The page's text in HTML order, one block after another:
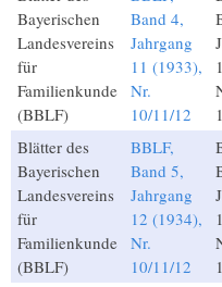
Bayerischen
Landesvereins
für
Familienkunde
(BBLF)
Band 4,
Jahrgang
11 (1933),
Nr.
10/11/12
Blätter des
Bayerischen
Landesvereins
für
Familienkunde
(BBLF)
BBLF,
Band 5,
Jahrgang
12 (1934),
Nr.
10/11/12